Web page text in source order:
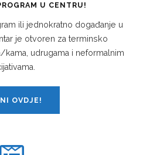
U CENTRU!
ili jednokratno događanje u
je otvoren za terminsko
udrugama i neformalnim
OVDJE!